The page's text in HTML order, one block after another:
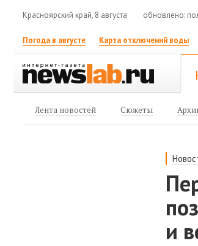
Красноярский край, 8 августа обновлено:
Погода в августе Карта отключений воды
Лента новостей Сюжеты
и